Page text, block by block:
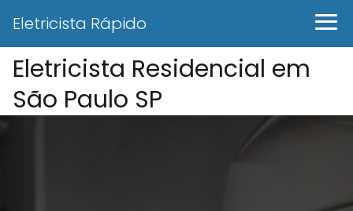
Eletricista Rápido
Eletricista Residencial em
São Paulo SP